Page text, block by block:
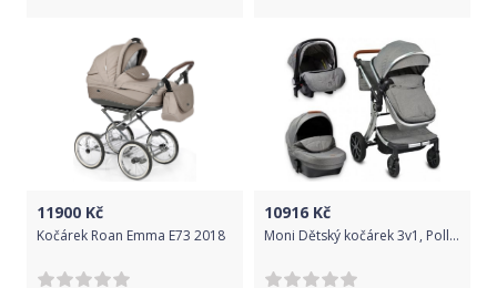
11900 Kč
Kočárek Roan Emma E73 2018
10916 Kč
Moni Dětský kočárek 3v1, Polly - šedý